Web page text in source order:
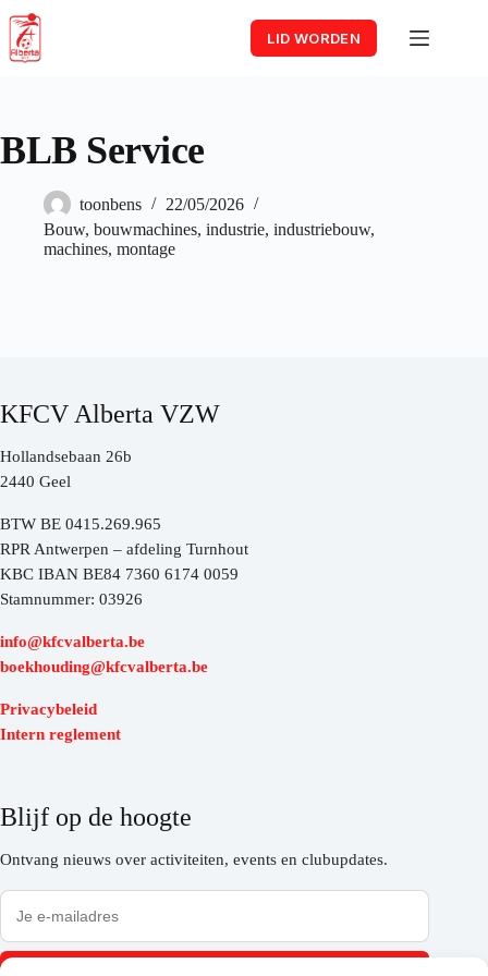
content
LID WORDEN
BLB Service
toonbens
22/05/2026
Bouw, bouwmachines, industrie, industriebouw,
machines, montage
KFCV Alberta VZW
Hollandsebaan 26b
2440 Geel
BTW BE 0415.269.965
RPR Antwerpen – afdeling Turnhout
KBC IBAN BE84 7360 6174 0059
Stamnummer: 03926
info@kfcvalberta.be
boekhouding@kfcvalberta.be
Privacybeleid
Intern reglement
Blijf op de hoogte
Ontvang nieuws over activiteiten, events en clubupdates.